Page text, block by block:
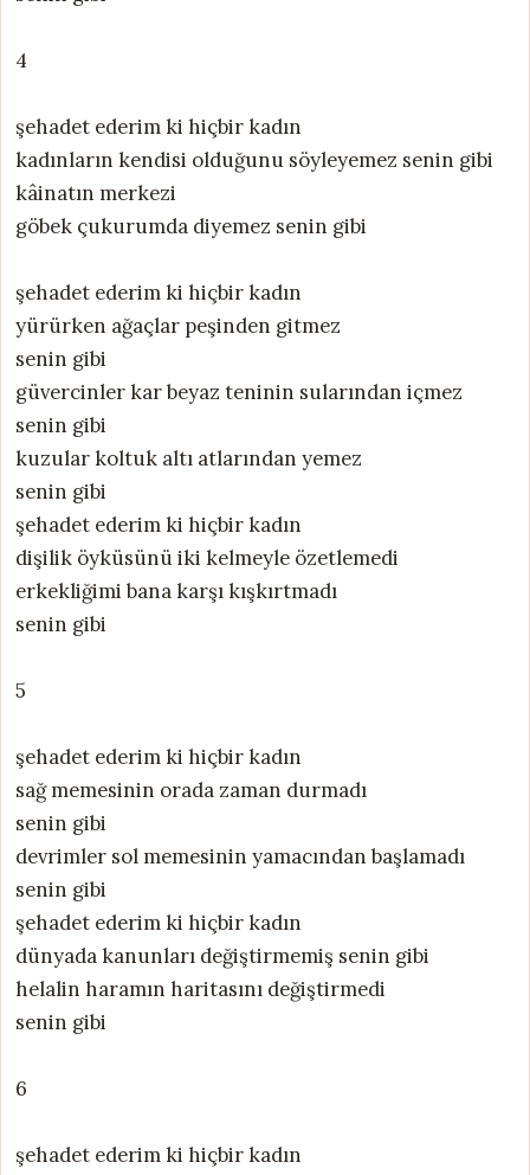
4
şehadet ederim ki hiçbir kadın
kadınların kendisi olduğunu söyleyemez senin gibi
kâinatın merkezi
göbek çukurumda diyemez senin gibi
şehadet ederim ki hiçbir kadın
yürürken ağaçlar peşinden gitmez
senin gibi
güvercinler kar beyaz teninin sularından içmez
senin gibi
kuzular koltuk altı atlarından yemez
senin gibi
şehadet ederim ki hiçbir kadın
dişilik öyküsünü iki kelmeyle özetlemedi
erkekliğimi bana karşı kışkırtmadı
senin gibi
5
şehadet ederim ki hiçbir kadın
sağ memesinin orada zaman durmadı
senin gibi
devrimler sol memesinin yamacından başlamadı
senin gibi
şehadet ederim ki hiçbir kadın
dünyada kanunları değiştirmemiş senin gibi
helalin haramın haritasını değiştirmedi
senin gibi
6
şehadet ederim ki hiçbir kadın